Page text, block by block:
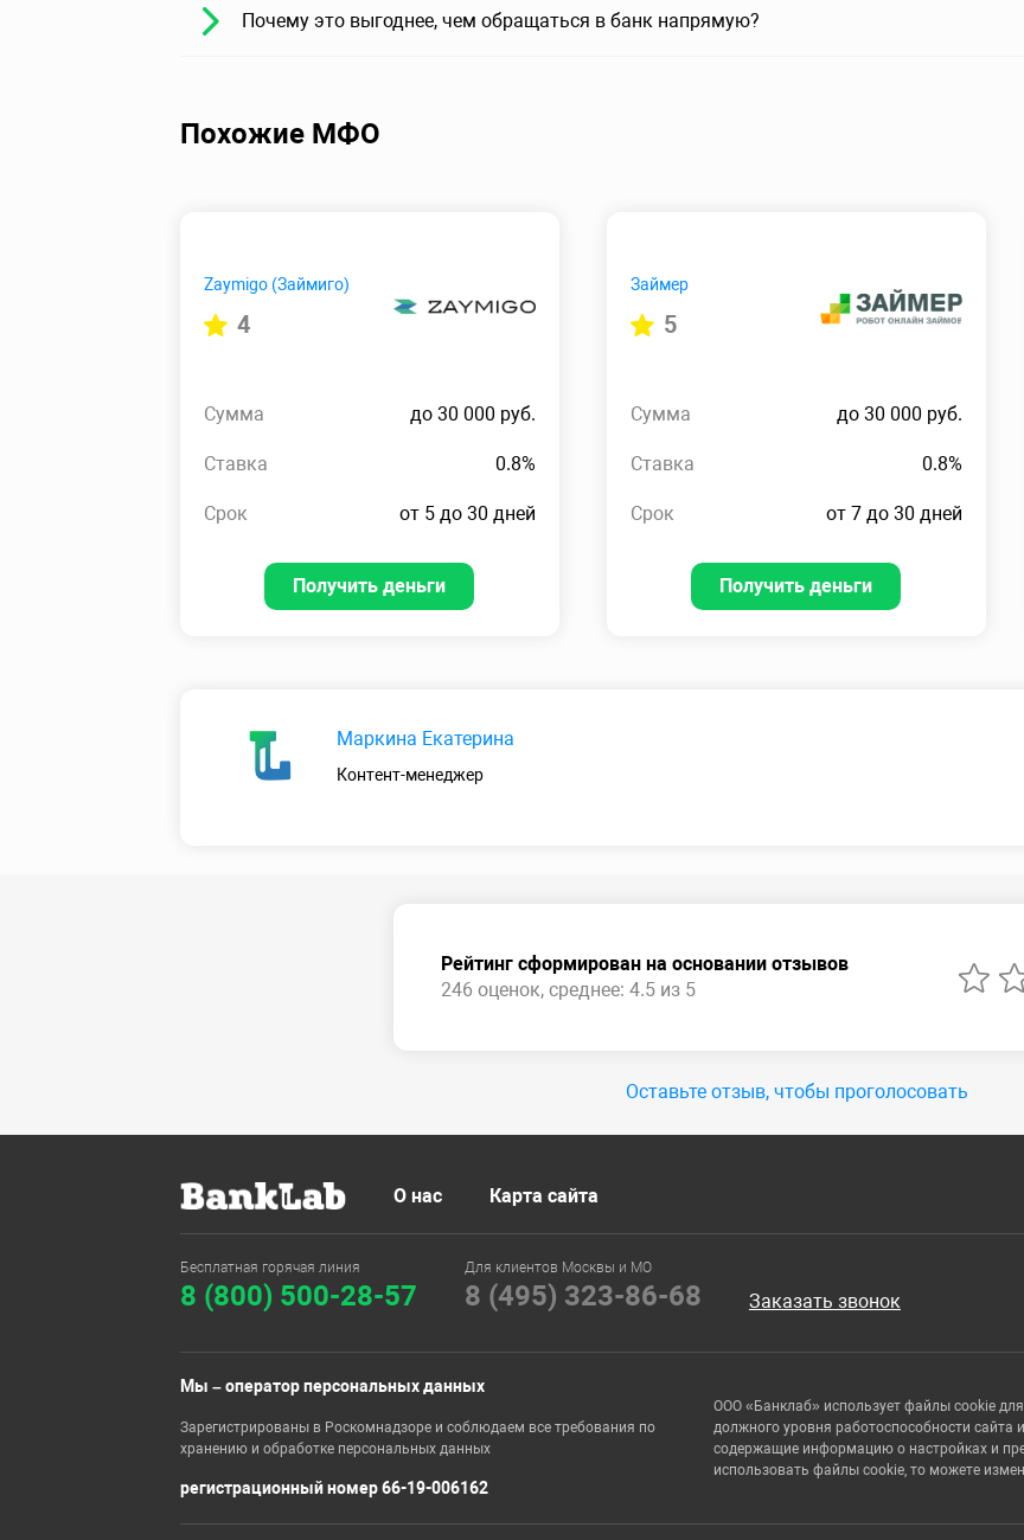
Почему это выгоднее, чем обращаться в банк напрямую?
Похожие МФО
Zaymigo (Займиго)
4
Сумма до 30 000 руб.
Ставка 0.8%
Срок от 5 до 30 дней
Получить деньги
Займер
5
Сумма до 30 000 руб.
Ставка 0.8%
Срок от 7 до 30 дней
Получить деньги
Маркина Екатерина
Контент-менеджер
Рейтинг сформирован на основании отзывов
246 оценок, среднее: 4.5 из 5
Оставьте отзыв, чтобы проголосовать
О нас Карта сайта
Бесплатная горячая линия
8 (800) 500-28-57
Для клиентов Москвы и МО
8 (495) 323-86-68 Заказать звонок
Мы – оператор персональных данных
Зарегистрированы в Роскомнадзоре и соблюдаем все требования по
хранению и обработке персональных данных
регистрационный номер 66-19-006162
ООО «Банклаб» использует файлы cookie
должного уровня работоспособности
содержащие информацию о настройках и
использовать файлы cookie, то можете